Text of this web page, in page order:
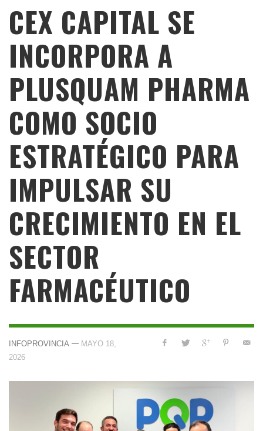
CEX CAPITAL SE
INCORPORA A
PLUSQUAM PHARMA
COMO SOCIO
ESTRATÉGICO PARA
IMPULSAR SU
CRECIMIENTO EN EL
SECTOR
FARMACÉUTICO
INFOPROVINCIA — MAYO 18,
2026